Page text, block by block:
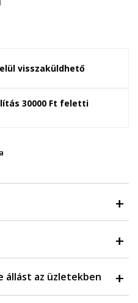
visszaküldhető
30000 Ft feletti
állást az üzletekben